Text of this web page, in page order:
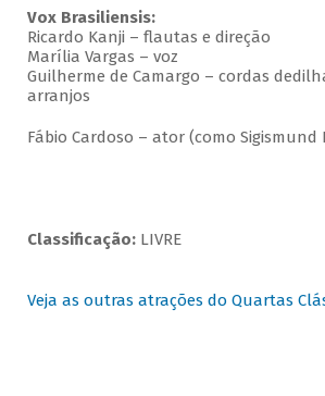
Vox Brasiliensis:
Ricardo Kanji – flautas e direção
Marília Vargas – voz
Guilherme de Camargo – cordas
arranjos
Fábio Cardoso – ator (como Sigismund
Classificação:LIVRE
Veja as outras atrações do Quartas